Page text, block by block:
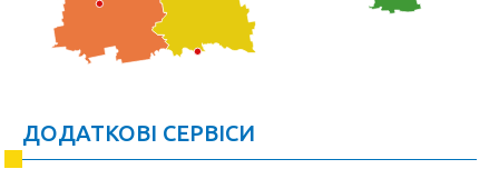
ДОДАТКОВІ СЕРВІСИ